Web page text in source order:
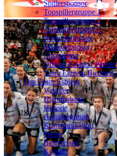
Spillersponsor
Topspillergruppe 1
Topspillergruppe 2
Topspillergruppe 3
Navnesponsorat
Maskotsponsor
Ligapartner
Official Fashion Partner
Team Esbjerg Business
Om Team Esbjerg
Værdier
Hjemmebane
Historie
Administration
Kommunikation
Presse
Bestyrelsen
Kontakt